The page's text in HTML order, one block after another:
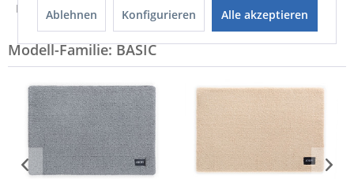
Hinweis zur Entsorgung von Elektrogeräten
Modell-Familie: BASIC
Ablehnen Konfigurieren Alle akzeptieren